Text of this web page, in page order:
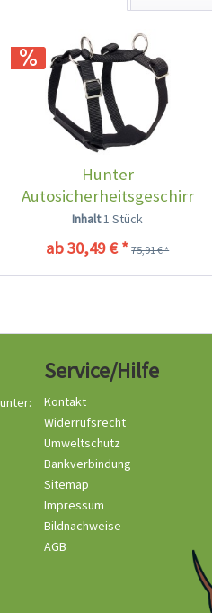
Hunter
Autosicherheitsgeschirr
BodyGuard Classic
Inhalt1 Stück
ab 30,49 € * 75,91 € *
Service/Hilfe
Kontakt
Widerrufsrecht
Umweltschutz
Bankverbindung
Sitemap
Impressum
Bildnachweise
AGB